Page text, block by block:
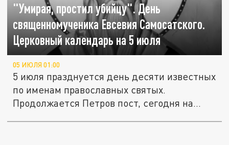
"Умирая, простил убийцу". День
священномученика Евсевия Самосатского.
Церковный календарь на 5 июля
05 ИЮЛЯ 01:00
5 июля празднуется день десяти известных
по именам православных святых.
Продолжается Петров пост, сегодня на...